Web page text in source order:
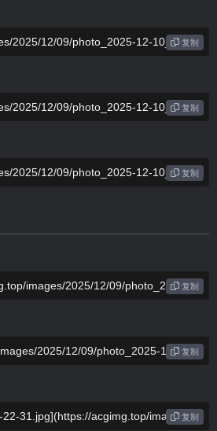
复制
复制
复制
复制
复制
复制